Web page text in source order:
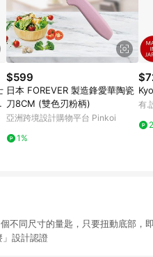
$599
日本 FOREVER 製造鋒愛華陶瓷
刀8CM (雙色刃粉柄)
亞洲跨境設計購物平台 Pinkoi
1%
有.
不同尺寸的量匙，只要扭動底部，
設計認證